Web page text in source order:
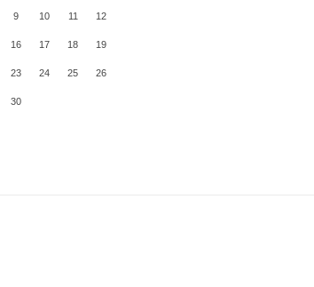
9 10 11 12
16 17 18 19
23 24 25 26
30